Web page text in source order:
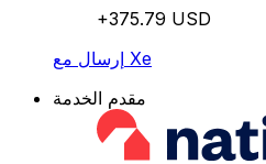
+375.79 USD
إرسال مع Xe
مقدم الخدمة